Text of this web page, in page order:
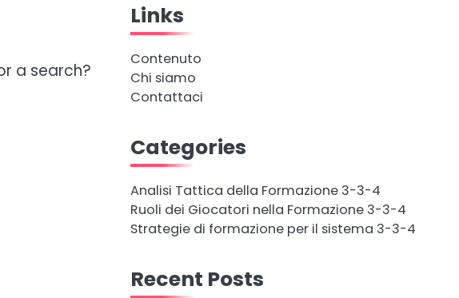
a search?
Links
Contenuto
Chi siamo
Contattaci
Categories
Analisi Tattica della Formazione 3-3-4
Ruoli dei Giocatori nella Formazione 3-3-4
Strategie di formazione per il sistema 3-3-4
Recent Posts